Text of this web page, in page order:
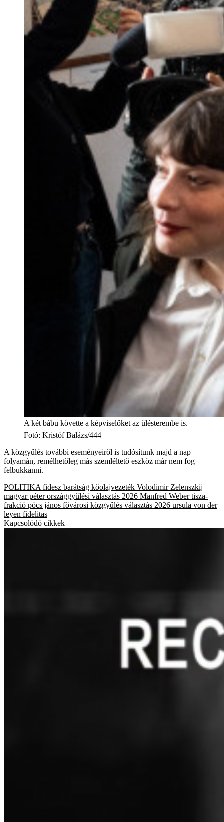
A két bábu követte a képviselőket az ülésterembe is.
Fotó: Kristóf Balázs/444
A közgyűlés további eseményeiről is tudósítunk majd a nap
folyamán, remélhetőleg más szemléltető eszköz már nem fog
felbukkanni.
POLITIKA fidesz barátság kőolajvezeték Volodimir Zelenszkij
magyar péter országgyűlési választás 2026 Manfred Weber tisza-
frakció pócs jános fővárosi közgyűlés választás 2026 ursula von der
leyen fidelitas
Kapcsolódó cikkek